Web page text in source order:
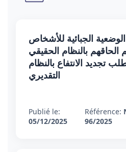
الجبائية للأشخاص
الحاقهم بالنظام الحقيقي
تجديد الانتفاع بالنظام
التقديري
Publié le:
05/12/2025
Référence:
96/2025